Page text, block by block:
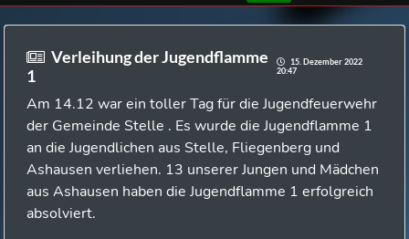
Verleihung der Jugendflamme
1
15. Dezember 2022
20:47
Am 14.12 war ein toller Tag für die Jugendfeuerwehr
der Gemeinde Stelle . Es wurde die Jugendflamme 1
an die Jugendlichen aus Stelle, Fliegenberg und
Ashausen verliehen. 13 unserer Jungen und Mädchen
aus Ashausen haben die Jugendflamme 1 erfolgreich
absolviert.